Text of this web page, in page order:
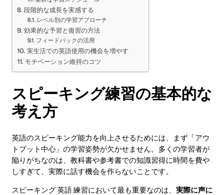
段階的な成長を実感する
レベル別の学習アプローチ
効果的な予習と復習の方法
フィードバックの活用
実生活での英語使用の機会を増やす
モチベーション維持のコツ
スピーキング練習の基本的な
考え方
英語のスピーキング能力を向上させるためには、まず「アウ
トプット中心」の学習姿勢が欠かせません。多くの学習者が
陥りがちなのは、教科書や参考書での知識習得に時間を費や
しすぎて、実際に話す機会を作らないことです。
スピーキング 英語 練習において最も重要なのは、 実際に声に